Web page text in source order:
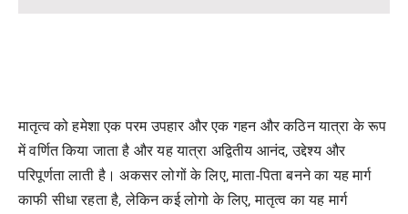
मातृत्व को हमेशा एक परम उपहार और एक गहन और कठिन यात्रा के रूप
में वर्णित किया जाता है और यह यात्रा अद्वितीय आनंद, उद्देश्य और
परिपूर्णता लाती है। अकसर लोगों के लिए, माता-पिता बनने का यह मार्ग
काफी सीधा रहता है, लेकिन कई लोगो के लिए, मातृत्व का यह मार्ग